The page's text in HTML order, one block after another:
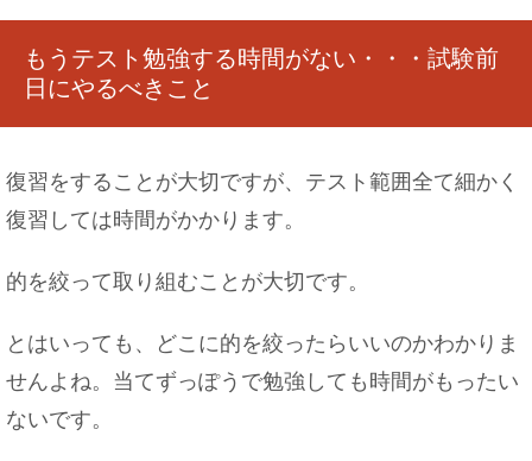
もうテスト勉強する時間がない・・・試験前
日にやるべきこと
復習をすることが大切ですが、テスト範囲全て細かく
復習しては時間がかかります。
的を絞って取り組むことが大切です。
とはいっても、どこに的を絞ったらいいのかわかりま
せんよね。当てずっぽうで勉強しても時間がもったい
ないです。